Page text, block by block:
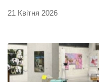
21 Квітня 2026